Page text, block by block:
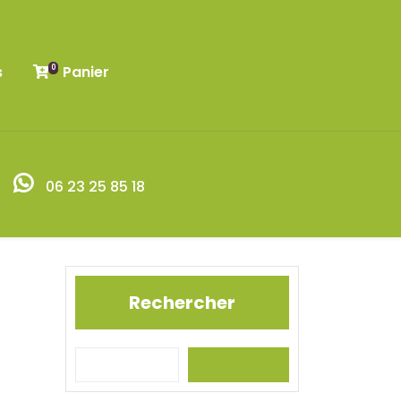
0 Panier
06 23 25 85 18
Rechercher